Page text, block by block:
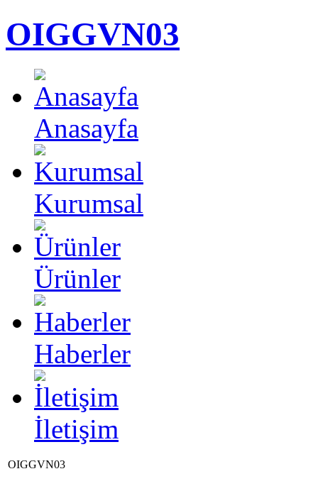
OIGGVN03
Anasayfa
Kurumsal
Ürünler
Haberler
İletişim
OIGGVN03